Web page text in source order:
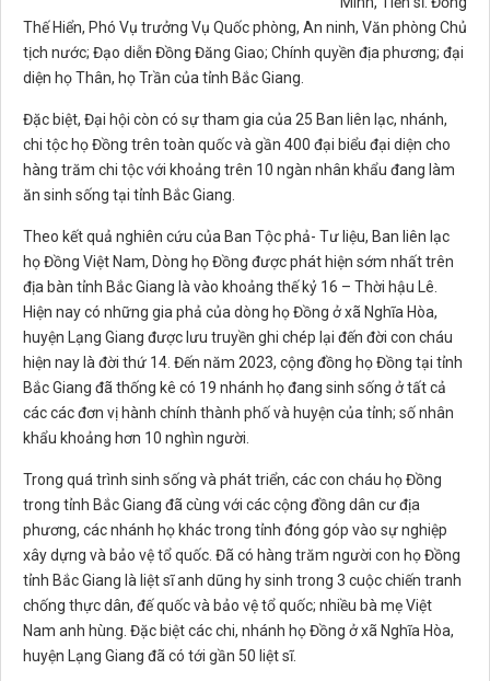
Thế Hiển, Phó Vụ trưởng Vụ Quốc phòng, An ninh, Văn phòng Chủ
tịch nước; Đạo diễn Đồng Đăng Giao; Chính quyền địa phương; đại
diện họ Thân, họ Trần của tỉnh Bắc Giang.
Đặc biệt, Đại hội còn có sự tham gia của 25 Ban liên lạc, nhánh,
chi tộc họ Đồng trên toàn quốc và gần 400 đại biểu đại diện cho
hàng trăm chi tộc với khoảng trên 10 ngàn nhân khẩu đang làm
ăn sinh sống tại tỉnh Bắc Giang.
Theo kết quả nghiên cứu của Ban Tộc phả- Tư liệu, Ban liên lạc
họ Đồng Việt Nam, Dòng họ Đồng được phát hiện sớm nhất trên
địa bàn tỉnh Bắc Giang là vào khoảng thế kỷ 16 – Thời hậu Lê.
Hiện nay có những gia phả của dòng họ Đồng ở xã Nghĩa Hòa,
huyện Lạng Giang được lưu truyền ghi chép lại đến đời con cháu
hiện nay là đời thứ 14. Đến năm 2023, cộng đồng họ Đồng tại tỉnh
Bắc Giang đã thống kê có 19 nhánh họ đang sinh sống ở tất cả
các các đơn vị hành chính thành phố và huyện của tỉnh; số nhân
khẩu khoảng hơn 10 nghìn người.
Trong quá trình sinh sống và phát triển, các con cháu họ Đồng
trong tỉnh Bắc Giang đã cùng với các cộng đồng dân cư địa
phương, các nhánh họ khác trong tỉnh đóng góp vào sự nghiệp
xây dựng và bảo vệ tổ quốc. Đã có hàng trăm người con họ Đồng
tỉnh Bắc Giang là liệt sĩ anh dũng hy sinh trong 3 cuộc chiến tranh
chống thực dân, đế quốc và bảo vệ tổ quốc; nhiều bà mẹ Việt
Nam anh hùng. Đặc biệt các chi, nhánh họ Đồng ở xã Nghĩa Hòa,
huyện Lạng Giang đã có tới gần 50 liệt sĩ.